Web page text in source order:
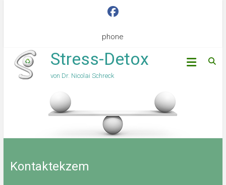
phone
Stress-Detox
von Dr. Nicolai Schreck
Kontaktekzem